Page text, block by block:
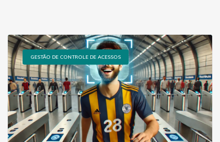
GESTÃO DE CONTROLE DE ACESSOS